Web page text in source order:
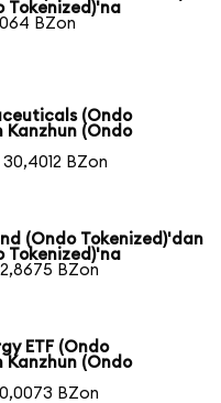
Tokenized)'na
BZon
(Ondo
Kanzhun (Ondo
BZon
(Ondo Tokenized)'dan
Tokenized)'na
BZon
ETF (Ondo
Kanzhun (Ondo
BZon